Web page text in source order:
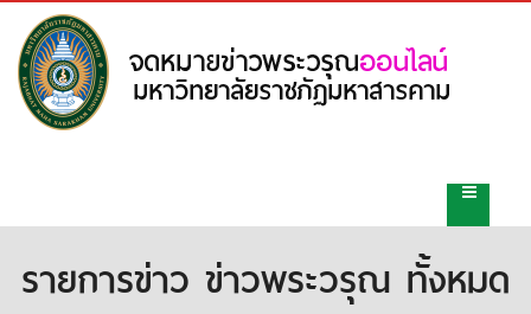
รายการข่าว ข่าวพระวรุณ ทั้งหมด